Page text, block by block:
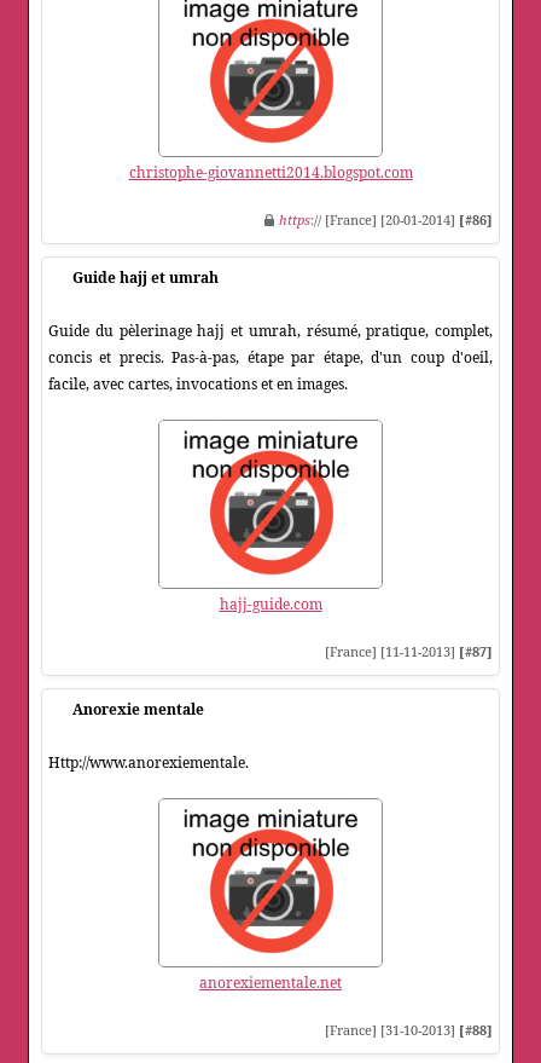
christophe-giovannetti2014.blogspot.com
https:// [France] [20-01-2014] [#86]
Guide hajj et umrah
Guide du pèlerinage hajj et umrah, résumé, pratique, complet,
concis et precis. Pas-à-pas, étape par étape, d'un coup d'oeil,
facile, avec cartes, invocations et en images.
hajj-guide.com
[France] [11-11-2013] [#87]
Anorexie mentale
Http://www.anorexiementale.
anorexiementale.net
[France] [31-10-2013] [#88]